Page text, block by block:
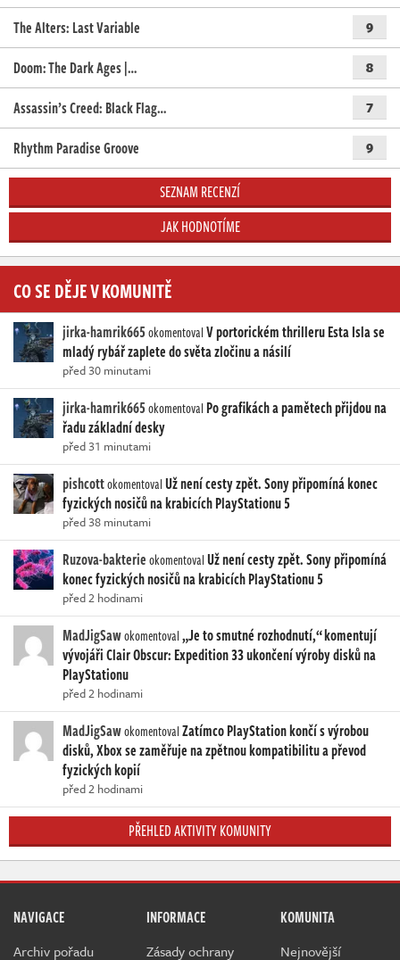
The Alters: Last Variable 9
Doom: The Dark Ages |… 8
Assassin’s Creed: Black Flag… 7
Rhythm Paradise Groove 9
SEZNAM RECENZÍ
JAK HODNOTÍME
CO SE DĚJE V KOMUNITĚ
jirka-hamrik665okomentovalV portorickém thrilleru Esta Isla se
mladý rybář zaplete do světa zločinu a násilí
před 30 minutami
jirka-hamrik665okomentoval Po grafikách a pamětech přijdou na
řadu základní desky
před 31 minutami
pishcottokomentovalUž není cesty zpět. Sony připomíná konec
fyzických nosičů na krabicích PlayStationu 5
před 38 minutami
Ruzova-bakterieokomentovalUž není cesty zpět. Sony připomíná
konec fyzických nosičů na krabicích PlayStationu 5
před 2 hodinami
MadJigSawokomentoval„Je to smutné rozhodnutí,“ komentují
vývojáři Clair Obscur: Expedition 33 ukončení výroby disků na
PlayStationu
před 2 hodinami
MadJigSawokomentovalZatímco PlayStation končí s výrobou
disků, Xbox se zaměřuje na zpětnou kompatibilitu a převod
fyzických kopií
před 2 hodinami
PŘEHLED AKTIVITY KOMUNITY
NAVIGACE
Archiv pořadu
INFORMACE
Zásady ochrany
KOMUNITA
Nejnovější